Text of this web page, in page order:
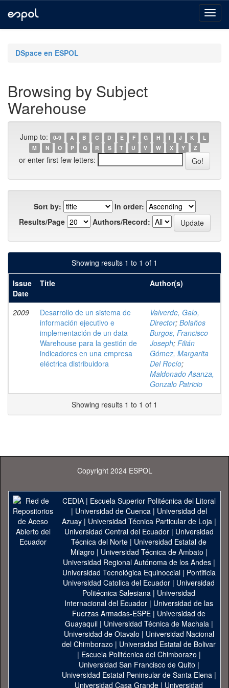
navigationDSpace en ESPOL
Browsing by Subject
Warehouse
Jump to: 0-9 A B C D E F G H I J K
L
M
N O P Q R S T U V W X Y Z
or enter first few letters:
Sort by:
In order:
Results/Page
Authors/Record:
Showing results 1 to 1 of 1
Issue
Date
Title Author(s)
2009
Desarrollo de un sistema de
información ejecutivo e
implementación de un data
Warehouse para la gestión de
indicadores en una empresa
eléctrica distribuidora
Valverde, Galo,
Director; Bolaños
Burgos, Francisco
Joseph; Filián
Gómez, Margarita
Del Rocío;
Maldonado Asanza,
Gonzalo Patricio
Showing results 1 to 1 of 1
Copyright 2024 ESPOL
CEDIA| Escuela Superior Politécnica del Litoral
| Universidad de Cuenca| Universidad del
Azuay| Universidad Técnica Particular de Loja|
Universidad Central del Ecuador| Universidad
Técnica del Norte | Universidad Estatal de
Milagro | Universidad Técnica de Ambato |
Universidad Regional Autónoma de los Andes|
Universidad Tecnológica Equinoccial| Pontificia
Universidad Catolica del Ecuador | Universidad
Politécnica Salesiana | Universidad
Internacional del Ecuador | Universidad de las
Fuerzas Armadas-ESPE | Universidad de
Guayaquil| Universidad Técnica de Machala|
Universidad de Otavalo | Universidad Nacional
del Chimborazo | Universidad Estatal de Bolivar
| Escuela Politécnica del Chimborazo |
Universidad San Francisco de Quito |
Universidad Estatal Peninsular de Santa Elena|
Universidad Casa Grande | Universidad